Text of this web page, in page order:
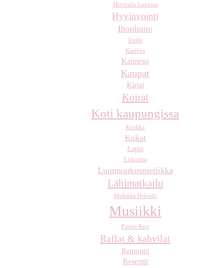
Hirsitalo Lapissa
Hyvinvointi
Ihonhoito
Joulu
Karibia
Kauneus
Kaupat
Kirjat
Koirat
Koti kaupungissa
Kreikka
Kukat
Lappi
Liikunta
Luonnonkosmetiikka
Lähimatkailu
Mellakka Helsinki
Musiikki
Puerto Rico
Raflat & kahvilat
Remontti
Reseptit